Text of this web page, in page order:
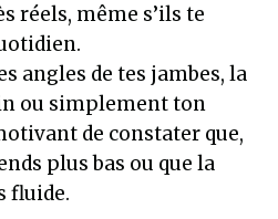
réels, même s’ils te
angles de tes jambes, la
ou simplement ton
de constater que,
plus bas ou que la
fluide.